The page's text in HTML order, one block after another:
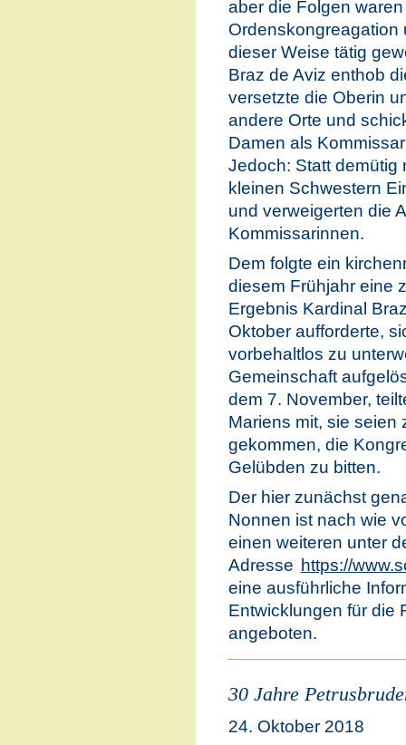
aber die Folgen
Ordenskongreagation
dieser Weise tätig
Braz de Aviz enthob
versetzte die Oberin
andere Orte und
Damen als
Jedoch: Statt
kleinen Schwestern
und verweigerten die
Kommissarinnen.
Dem folgte ein
diesem Frühjahr eine
Ergebnis Kardinal
Oktober aufforderte,
vorbehaltlos zu
Gemeinschaft
dem 7. November,
Mariens mit, sie
gekommen, die
Gelübden zu bitten.
Der hier zunächst
Nonnen ist nach wie
einen weiteren unter
Adresse https://
eine ausführliche
Entwicklungen für die
angeboten.
30 Jahre
24. Oktober 2018